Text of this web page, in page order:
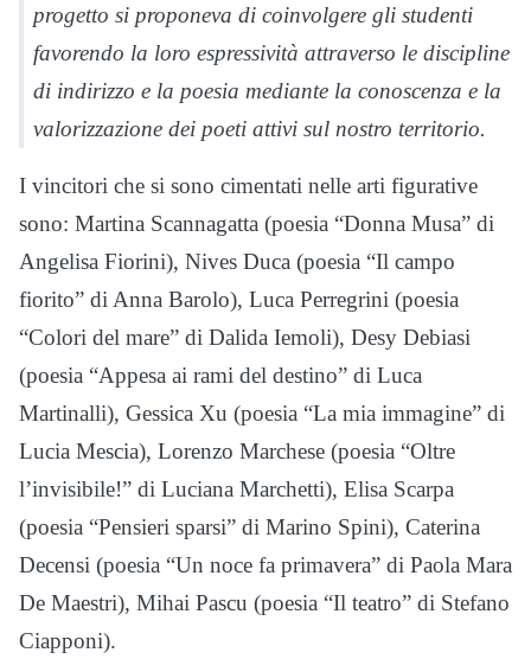
progetto si proponeva di coinvolgere gli studenti
favorendo la loro espressività attraverso le discipline
di indirizzo e la poesia mediante la conoscenza e la
valorizzazione dei poeti attivi sul nostro territorio.
I vincitori che si sono cimentati nelle arti figurative
sono: Martina Scannagatta (poesia “Donna Musa” di
Angelisa Fiorini), Nives Duca (poesia “Il campo
fiorito” di Anna Barolo), Luca Perregrini (poesia
“Colori del mare” di Dalida Iemoli), Desy Debiasi
(poesia “Appesa ai rami del destino” di Luca
Martinalli), Gessica Xu (poesia “La mia immagine” di
Lucia Mescia), Lorenzo Marchese (poesia “Oltre
l’invisibile!” di Luciana Marchetti), Elisa Scarpa
(poesia “Pensieri sparsi” di Marino Spini), Caterina
Decensi (poesia “Un noce fa primavera” di Paola Mara
De Maestri), Mihai Pascu (poesia “Il teatro” di Stefano
Ciapponi).